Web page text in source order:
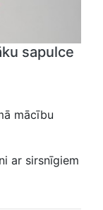
sapulce
mācību
ar sirsnīgiem